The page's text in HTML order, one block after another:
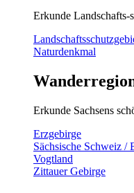
Erkunde Landschafts-
Naturdenkmal
Erkunde Sachsens
Erzgebirge
Sächsische Schweiz /
Vogtland
Zittauer Gebirge